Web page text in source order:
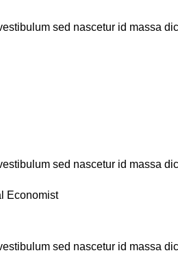
sed nascetur id massa
sed nascetur id massa
Economist
sed nascetur id massa